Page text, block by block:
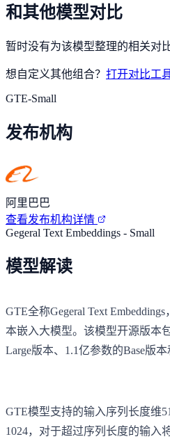
和其他模型对比
暂时没有为该模型整理的相关对
想自定义其他组合？ 打开对比工
GTE-Small
发布机构
阿里巴巴
查看发布机构详情
Gegeral Text Embeddings - Small
模型解读
GTE全称Gegeral Text
本嵌入大模型。该模型开源版本
Large版本、1.1亿参数的Base版本
GTE模型支持的输入序列长度维
1024，对于超过序列长度的输入